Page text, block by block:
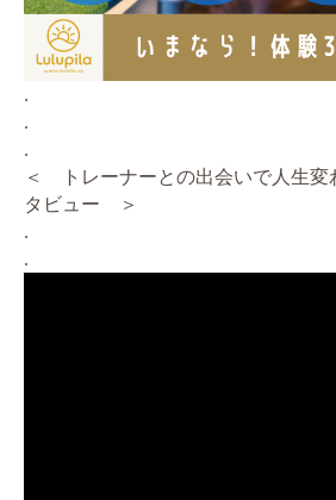
.
.
.
＜ トレーナーとの出会いで人生変
タビュー ＞
.
.